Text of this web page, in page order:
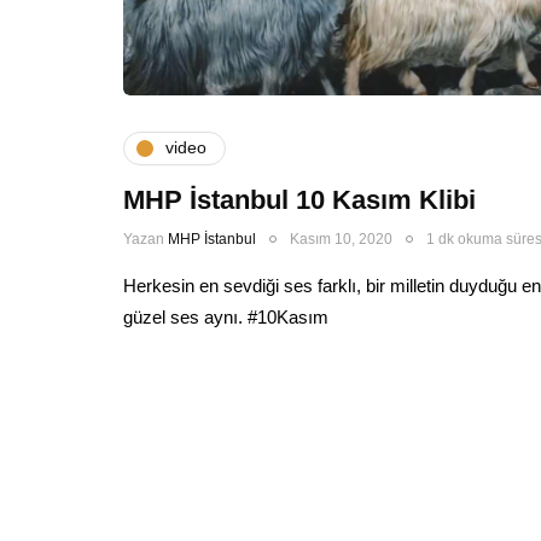
video
MHP İstanbul 10 Kasım Klibi
Yazan MHP İstanbul Kasım 10, 2020 1 dk okuma
Herkesin en sevdiği ses farklı, bir milletin duyduğu en
güzel ses aynı. #10Kasım​